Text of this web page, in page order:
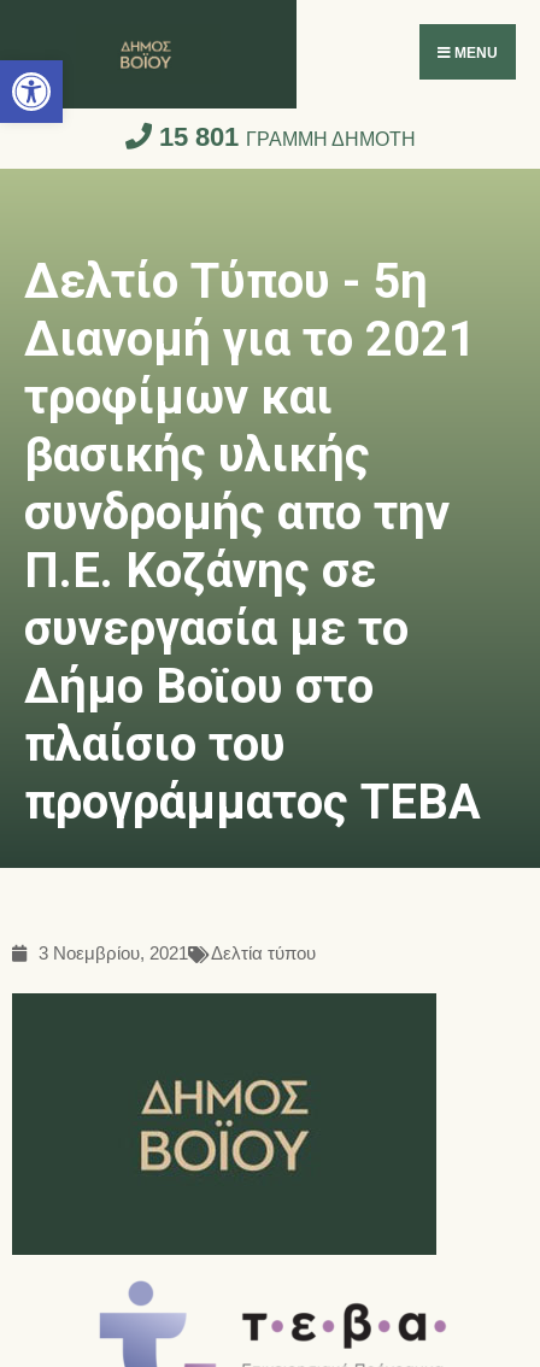
Ανοίξτε τη γραμμή εργαλείων
MENU
15 801 ΓΡΑΜΜΗ ΔΗΜΟΤΗ
Δελτίο Τύπου - 5η
Διανομή για το 2021
τροφίμων και
βασικής υλικής
συνδρομής απο την
Π.Ε. Κοζάνης σε
συνεργασία με το
Δήμο Βοϊου στο
πλαίσιο του
προγράμματος ΤΕΒΑ
3 Νοεμβρίου, 2021 Δελτία τύπου